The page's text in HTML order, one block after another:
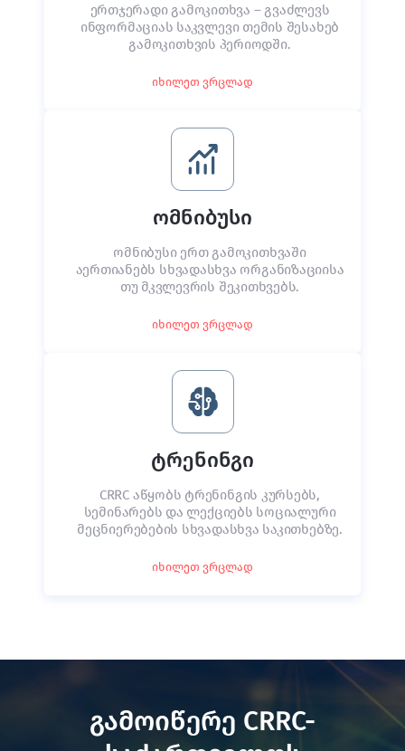
ერთჯერადი გამოკითხვა – გვაძლევს
ინფორმაციას საკვლევი თემის შესახებ
გამოკითხვის პერიოდში.
იხილეთ ვრცლად
ომნიბუსი
ომნიბუსი ერთ გამოკითხვაში
აერთიანებს სხვადასხვა ორგანიზაციისა
თუ მკვლევრის შეკითხვებს.
იხილეთ ვრცლად
ტრენინგი
CRRC აწყობს ტრენინგის კურსებს,
სემინარებს და ლექციებს სოციალური
მეცნიერებების სხვადასხვა საკითხებზე.
იხილეთ ვრცლად
გამოიწერე CRRC-